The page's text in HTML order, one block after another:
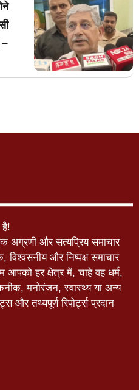
–
अग्रणी और सत्यप्रिय समाचार
और निष्पक्ष समाचार
आपको हर क्षेत्र में, चाहे वह धर्म,
मनोरंजन, स्वास्थ्य या अन्य
और तथ्यपूर्ण रिपोर्ट्स प्रदान